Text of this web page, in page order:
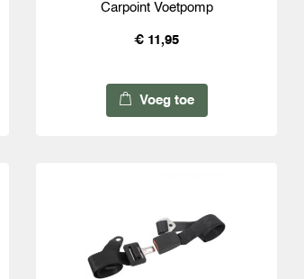
Carpoint Voetpomp
€ 11,95
Voeg toe